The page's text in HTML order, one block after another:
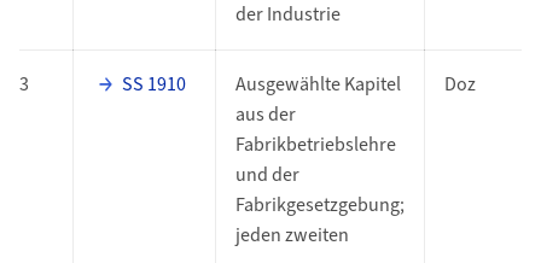
der Industrie
3 SS 1910
Ausgewählte Kapitel
aus der
Fabrikbetriebslehre
und der
Fabrikgesetzgebung;
jeden zweiten
Doz